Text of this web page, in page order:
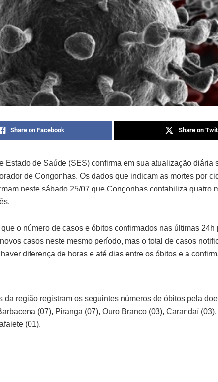
Share on Facebook Share on
Estado de Saúde (SES) confirma em sua atualização diária
de Congonhas. Os dados que indicam as mortes por
neste sábado 25/07 que Congonhas contabiliza quatro
o número de casos e óbitos confirmados nas últimas 24h
casos neste mesmo período, mas o total de casos
diferença de horas e até dias entre os óbitos e a
da região registram os seguintes números de óbitos pela
(07), Piranga (07), Ouro Branco (03), Carandaí
(01).